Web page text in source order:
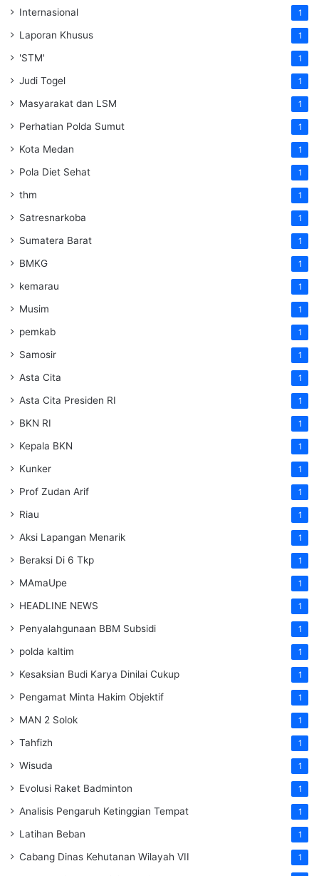
Internasional 1
Laporan Khusus 1
'STM' 1
Judi Togel 1
Masyarakat dan LSM 1
Perhatian Polda Sumut 1
Kota Medan 1
Pola Diet Sehat 1
thm 1
Satresnarkoba 1
Sumatera Barat 1
BMKG 1
kemarau 1
Musim 1
pemkab 1
Samosir 1
Asta Cita 1
Asta Cita Presiden RI 1
BKN RI 1
Kepala BKN 1
Kunker 1
Prof Zudan Arif 1
Riau 1
Aksi Lapangan Menarik 1
Beraksi Di 6 Tkp 1
MAmaUpe 1
HEADLINE NEWS 1
Penyalahgunaan BBM Subsidi 1
polda kaltim 1
Kesaksian Budi Karya Dinilai Cukup 1
Pengamat Minta Hakim Objektif 1
MAN 2 Solok 1
Tahfizh 1
Wisuda 1
Evolusi Raket Badminton 1
Analisis Pengaruh Ketinggian Tempat 1
Latihan Beban 1
Cabang Dinas Kehutanan Wilayah VII 1